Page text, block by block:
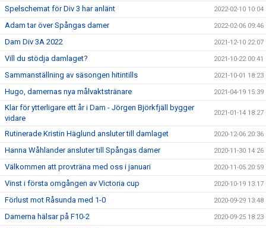
Spelschemat för Div 3 har anlänt 2022-02-10 10:04
Adam tar över Spångas damer 2022-02-06 09:46
Dam Div 3A 2022 2021-12-10 22:07
Vill du stödja damlaget? 2021-10-22 00:41
Sammanställning av säsongen hitintills 2021-10-01 18:23
Hugo, damernas nya målvaktstränare 2021-04-19 15:39
Klar för ytterligare ett år i Dam - Jörgen Björkfjäll bygger
vidare
2021-01-14 18:27
Rutinerade Kristin Häglund ansluter till damlaget 2020-12-06 20:36
Hanna Wåhlander ansluter till Spångas damer 2020-11-30 14:26
Välkommen att provträna med oss i januari 2020-11-05 20:59
Vinst i första omgången av Victoria cup 2020-10-19 13:17
Förlust mot Råsunda med 1-0 2020-09-29 13:48
Damerna hälsar på F10-2 2020-09-25 18:23